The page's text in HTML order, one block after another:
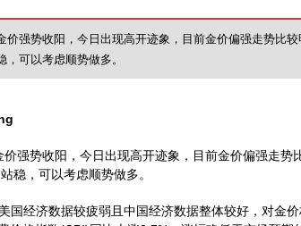
价强势收阳，今日出现高开迹象，目前金价偏强走势比
，可以考虑顺势做多。
价强势收阳，今日出现高开迹象，目前金价偏强走
稳，可以考虑顺势做多。
美国经济数据较疲弱且中国经济数据整体较好，对金